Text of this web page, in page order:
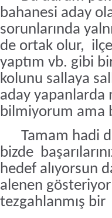
bahanesi aday
sorunlarında
de ortak olur,
yaptım vb. gibi
kolunu sallaya
aday yapanlarda
bilmiyorum ama
Tamam hadi
bizde
hedef alıyorsun
alenen
tezgahlanmış bir